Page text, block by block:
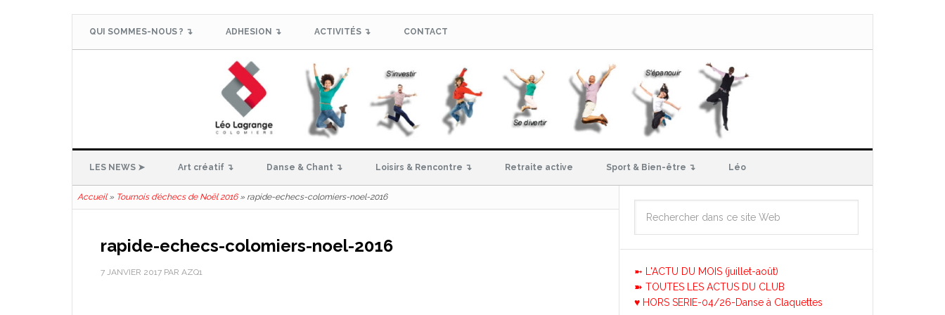
QUI SOMMES-NOUS ? ↴ ADHESION ↴ ACTIVITÉS ↴ CONTACT
LES NEWS ➤ Art créatif ↴ Danse & Chant ↴ Loisirs & Rencontre ↴ Retraite active Sport & Bien-être ↴ Léo
Accueil» Tournois d’échecs de Noël 2016» rapide-echecs-colomiers-noel-2016
rapide-echecs-colomiers-noel-2016
7 JANVIER 2017 PAR AZQ1
➼ L'ACTU DU MOIS (juillet-août)
➽ TOUTES LES ACTUS DU CLUB
♥ HORS SERIE-04/26-Danse à Claquettes